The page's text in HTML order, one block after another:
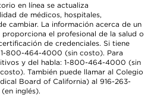
en línea se actualiza
de médicos, hospitales,
cambiar. La información acerca de un
el profesional de la salud o
de credenciales. Si tiene
800-464-4000 (sin costo). Para
y del habla: 1-800-464-4000 (sin
También puede llamar al Colegio
Board of California) al 916-263-
(en inglés).